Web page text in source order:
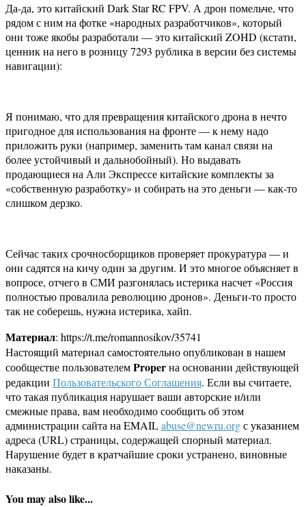
Да-да, это китайский Dark Star RC FPV. А дрон помельче, что
рядом с ним на фотке «народных разработчиков», который
они тоже якобы разработали — это китайский ZOHD (кстати,
ценник на него в розницу 7293 рублика в версии без системы
навигации):
Я понимаю, что для превращения китайского дрона в нечто
пригодное для использования на фронте — к нему надо
приложить руки (например, заменить там канал связи на
более устойчивый и дальнобойный). Но выдавать
продающиеся на Али Экспрессе китайские комплекты за
«собственную разработку» и собирать на это деньги — как-то
слишком дерзко.
Сейчас таких срочносборщиков проверяет прокуратура — и
они садятся на кичу один за другим. И это многое объясняет в
вопросе, отчего в СМИ разгонялась истерика насчет «Россия
полностью провалила революцию дронов». Деньги-то просто
так не соберешь, нужна истерика, хайп.
Материал: https://t.me/romannosikov/35741
Настоящий материал самостоятельно опубликован в нашем
сообществе пользователемProperна основании действующей
редакции Пользовательского Соглашения. Если вы считаете,
что такая публикация нарушает ваши авторские и/или
смежные права, вам необходимо сообщить об этом
администрации сайта на EMAILabuse@newru.orgс указанием
адреса (URL) страницы, содержащей спорный материал.
Нарушение будет в кратчайшие сроки устранено, виновные
наказаны.
You may also like...